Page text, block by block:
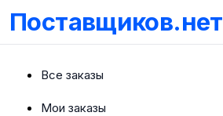
Поставщиков.нет
Все заказы
Мои заказы